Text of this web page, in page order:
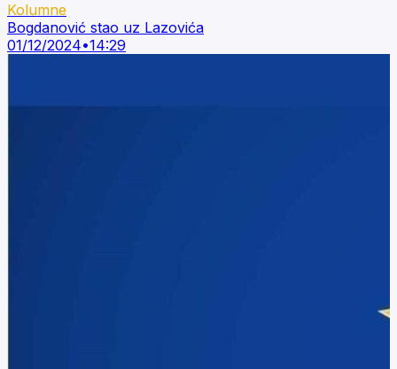
Kolumne
Bogdanović stao uz Lazovića
01/12/2024•14:29